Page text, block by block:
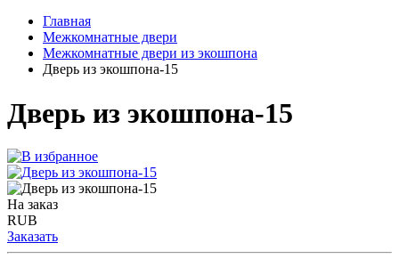
Главная
Межкомнатные двери
Межкомнатные двери из экошпона
Дверь из экошпона-15
Дверь из экошпона-15
На заказ
RUB
Заказать